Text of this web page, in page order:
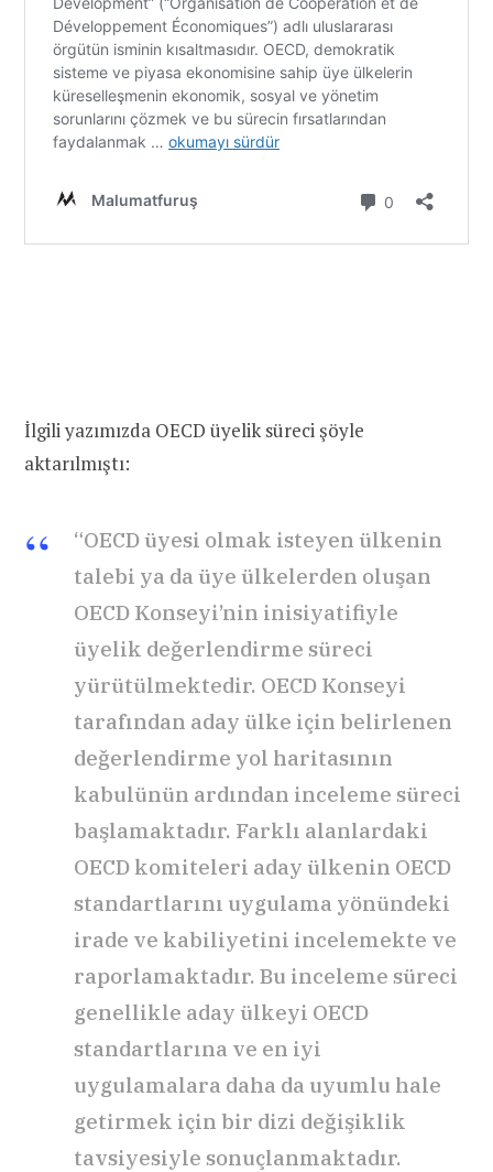
İlgili yazımızda OECD üyelik süreci şöyle
aktarılmıştı:
“OECD üyesi olmak isteyen ülkenin
talebi ya da üye ülkelerden oluşan
OECD Konseyi’nin inisiyatifiyle
üyelik değerlendirme süreci
yürütülmektedir. OECD Konseyi
tarafından aday ülke için belirlenen
değerlendirme yol haritasının
kabulünün ardından inceleme süreci
başlamaktadır. Farklı alanlardaki
OECD komiteleri aday ülkenin OECD
standartlarını uygulama yönündeki
irade ve kabiliyetini incelemekte ve
raporlamaktadır. Bu inceleme süreci
genellikle aday ülkeyi OECD
standartlarına ve en iyi
uygulamalara daha da uyumlu hale
getirmek için bir dizi değişiklik
tavsiyesiyle sonuçlanmaktadır.